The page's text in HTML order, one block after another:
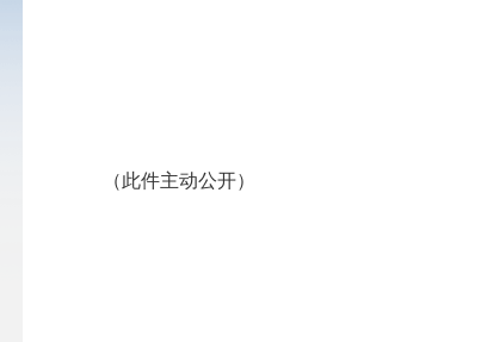
（此件主动公开）